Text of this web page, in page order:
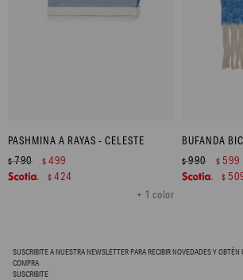
PASHMINA A RAYAS - CELESTE
+ 1 color
$790 $ 499
$ 424
$990 $ 599
$
SUSCRIBITE A NUESTRA NEWSLETTER PARA RECIBIR NOVEDADES Y
COMPRA
SUSCRIBITE